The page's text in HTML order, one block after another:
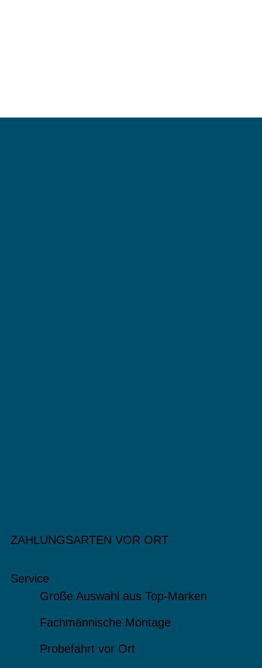
ZAHLUNGSARTEN VOR ORT
Service
Große Auswahl aus Top-Marken
Fachmännische Montage
Probefahrt vor Ort